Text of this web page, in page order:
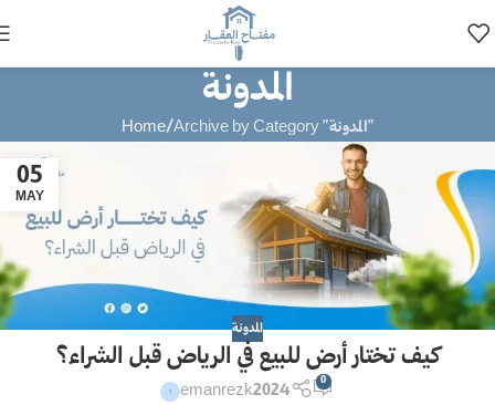
المدونة
Home Archive by Category "المدونة"
05
MAY
المدونة
كيف تختار أرض للبيع في الرياض قبل الشراء؟
emanrezk2024 0